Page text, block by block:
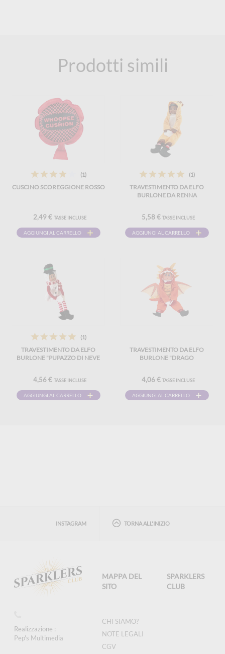
Prodotti simili
(1)
CUSCINO SCOREGGIONE ROSSO
2,49 € TASSE INCLUSE
AGGIUNGI AL CARRELLO
(1)
TRAVESTIMENTO DA ELFO
BURLONE DA RENNA
5,58 € TASSE INCLUSE
AGGIUNGI AL CARRELLO
(1)
TRAVESTIMENTO DA ELFO
BURLONE "PUPAZZO DI NEVE
4,56 € TASSE INCLUSE
AGGIUNGI AL CARRELLO
TRAVESTIMENTO DA ELFO
BURLONE "DRAGO
4,06 € TASSE INCLUSE
AGGIUNGI AL CARRELLO
INSTAGRAM TORNA ALL'INIZIO
Realizzazione :
Pep's Multimedia
MAPPA DEL
SITO
CHI SIAMO?
NOTE LEGALI
CGV
SPARKLERS
CLUB